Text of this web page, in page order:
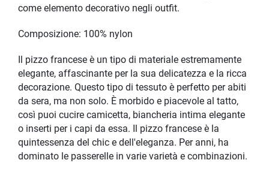
come elemento decorativo negli outfit.
Composizione: 100% nylon
Il pizzo francese è un tipo di materiale estremamente
elegante, affascinante per la sua delicatezza e la ricca
decorazione. Questo tipo di tessuto è perfetto per abiti
da sera, ma non solo. È morbido e piacevole al tatto,
così puoi cucire camicetta, biancheria intima elegante
o inserti per i capi da essa. Il pizzo francese è la
quintessenza del chic e dell'eleganza. Per anni, ha
dominato le passerelle in varie varietà e combinazioni.